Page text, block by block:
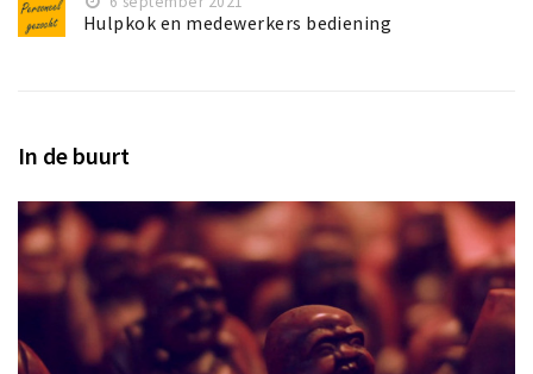
Hulpkok en medewerkers bediening
In de buurt